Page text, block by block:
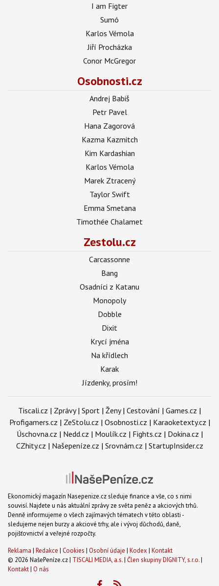
I am Figter
Sumó
Karlos Vémola
Jiří Procházka
Conor McGregor
Osobnosti.cz
Andrej Babiš
Petr Pavel
Hana Zagorová
Kazma Kazmitch
Kim Kardashian
Karlos Vémola
Marek Ztracený
Taylor Swift
Emma Smetana
Timothée Chalamet
Zestolu.cz
Carcassonne
Bang
Osadníci z Katanu
Monopoly
Dobble
Dixit
Krycí jména
Na křídlech
Karak
Jízdenky, prosím!
Tiscali.cz | Zprávy| Sport | Ženy| Cestování | Games.cz |
Profigamers.cz | ZeStolu.cz | Osobnosti.cz | Karaoketexty.cz |
Úschovna.cz | Nedd.cz | Moulík.cz | Fights.cz | Dokina.cz |
CZhity.cz | Našepeníze.cz | Srovnám.cz | StartupInsider.cz
Ekonomický magazín Nasepenize.cz sleduje finance a vše, co s nimi
souvisí. Najdete u nás aktuální zprávy ze světa peněz a akciových trhů.
Denně informujeme o všech zajímavých tématech v této oblasti -
sledujeme nejen burzy a akciové trhy, ale i vývoj důchodů, daně,
pojišťovnictví a veřejné rozpočty.
Reklama | Redakce | Cookies | Osobní údaje | Kodex | Kontakt
© 2026 NašePeníze.cz | TISCALI MEDIA, a.s.| Člen skupiny DIGNITY, s.r.o.|
Kontakt| O nás